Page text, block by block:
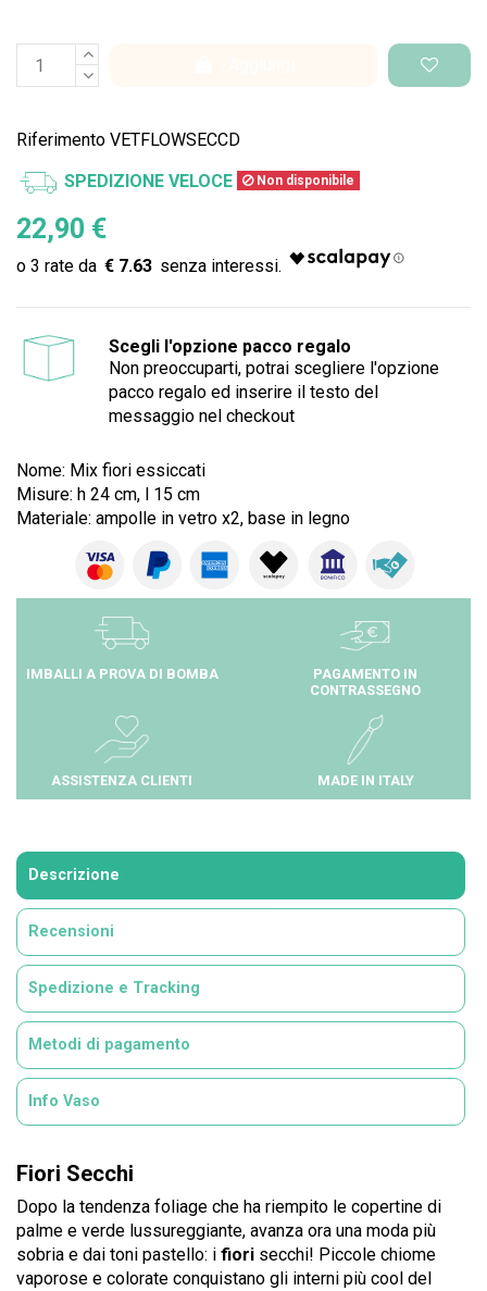
Riferimento VETFLOWSECCD
SPEDIZIONE VELOCE Non disponibile
22,90 €
€ 7.63
Scegli l'opzione pacco regalo
Non preoccuparti, potrai scegliere l'opzione
pacco regalo ed inserire il testo del
messaggio nel checkout
Nome: Mix fiori essiccati
Misure: h 24 cm, l 15 cm
Materiale: ampolle in vetro x2, base in legno
IMBALLI A PROVA DI BOMBA
PAGAMENTO IN
CONTRASSEGNO
ASSISTENZA CLIENTI MADE IN ITALY
Descrizione
Recensioni
Spedizione e Tracking
Metodi di pagamento
Info Vaso
Fiori Secchi
Dopo la tendenza foliage che ha riempito le copertine di
palme e verde lussureggiante, avanza ora una moda più
sobria e dai toni pastello: i fiori secchi! Piccole chiome
vaporose e colorate conquistano gli interni più cool del